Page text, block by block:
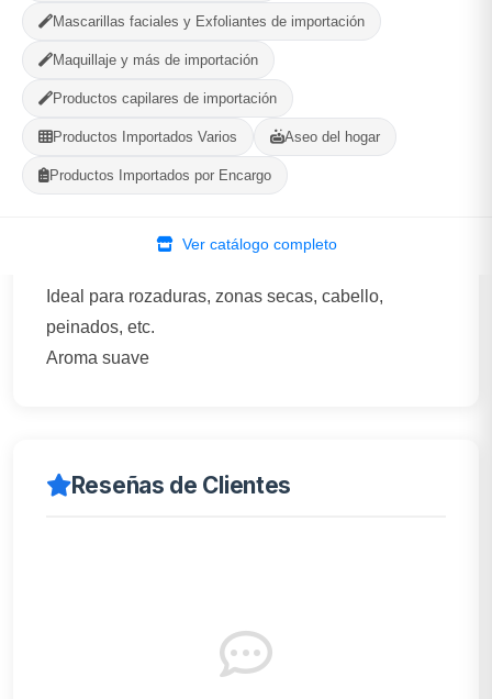
Mascarillas faciales y Exfoliantes de importación
Maquillaje y más de importación
Productos capilares de importación
Productos Importados Varios Aseo del hogar
Productos Importados por Encargo
Ver catálogo completo
CALIFICACIÓN
Ideal para rozaduras, zonas secas, cabello,
peinados, etc.
Aroma suave
Reseñas de Clientes